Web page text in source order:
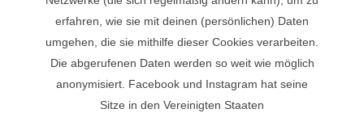
erfahren, wie sie mit deinen (persönlichen) Daten
umgehen, die sie mithilfe dieser Cookies verarbeiten.
Die abgerufenen Daten werden so weit wie möglich
anonymisiert. Facebook und Instagram hat seine
Sitze in den Vereinigten Staaten